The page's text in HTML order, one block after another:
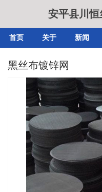
安平县川恒
首页 关于 新闻
黑丝布镀锌网